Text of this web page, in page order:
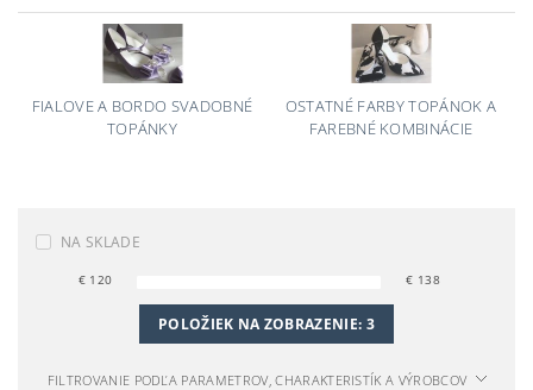
FIALOVE A BORDO SVADOBNÉ
TOPÁNKY
OSTATNÉ FARBY TOPÁNOK A
FAREBNÉ KOMBINÁCIE
NA SKLADE
€ 120 € 138
POLOŽIEK NA ZOBRAZENIE: 3
FILTROVANIE PODĽA PARAMETROV, CHARAKTERISTÍK A VÝROBCOV